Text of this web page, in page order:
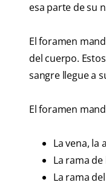
esa parte de su
El foramen
del cuerpo.
sangre llegue a
El foramen
La vena, la
La rama
La rama